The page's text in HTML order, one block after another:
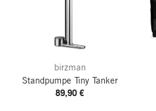
birzman
Standpumpe Tiny Tanker
89,90 €